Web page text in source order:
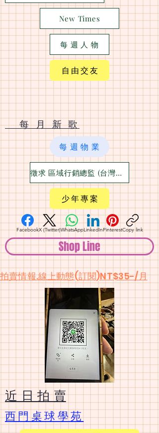
New Times
每 週 人 物
自 由 交 友
​ 每 月 新 歌
每 週 物 業
徵求 區域行銷總監 (台灣六大都)
少 年 專 案
FacebookX (Twitter)WhatsAppLinkedInPinterestCopy link
Shop Line
​拍賣情報.線上動態(訂閱)NT$35-/月
​近 日 拍 賣
​西門桌球學苑